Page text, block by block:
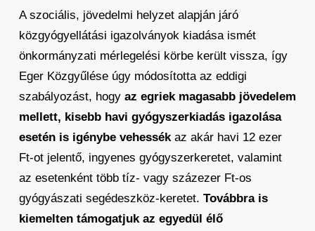
A szociális, jövedelmi helyzet alapján járó
közgyógyellátási igazolványok kiadása ismét
önkormányzati mérlegelési körbe került vissza, így
Eger Közgyűlése úgy módosította az eddigi
szabályozást, hogy az egriek magasabb jövedelem
mellett, kisebb havi gyógyszerkiadás igazolása
esetén is igénybe vehessékaz akár havi 12 ezer
Ft-ot jelentő, ingyenes gyógyszerkeretet, valamint
az esetenként több tíz- vagy százezer Ft-os
gyógyászati segédeszköz-keretet. Továbbra is
kiemelten támogatjuk az egyedül élő